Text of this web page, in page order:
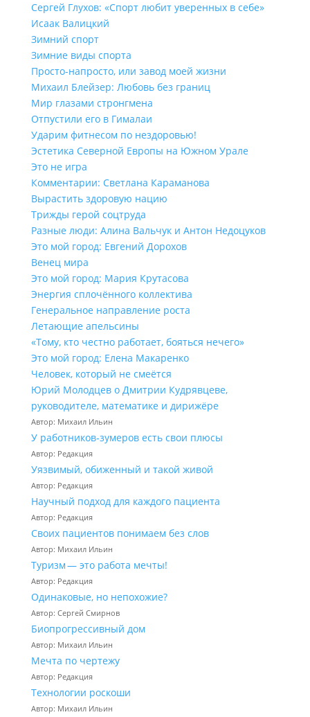
Сергей Глухов: «Спорт любит уверенных в себе»
Исаак Валицкий
Зимний спорт
Зимние виды спорта
Просто-напросто, или завод моей жизни
Михаил Блейзер: Любовь без границ
Мир глазами стронгмена
Отпустили его в Гималаи
Ударим фитнесом по нездоровью!
Эстетика Северной Европы на Южном Урале
Это не игра
Комментарии: Светлана Караманова
Вырастить здоровую нацию
Трижды герой соцтруда
Разные люди: Алина Вальчук и Антон Недоцуков
Это мой город: Евгений Дорохов
Венец мира
Это мой город: Мария Крутасова
Энергия сплочённого коллектива
Генеральное направление роста
Летающие апельсины
«Тому, кто честно работает, бояться нечего»
Это мой город: Елена Макаренко
Человек, который не смеётся
Юрий Молодцев о Дмитрии Кудрявцеве,
руководителе, математике и дирижёре
Автор: Михаил Ильин
У работников‑зумеров есть свои плюсы
Автор: Редакция
Уязвимый, обиженный и такой живой
Автор: Редакция
Научный подход для каждого пациента
Автор: Редакция
Своих пациентов понимаем без слов
Автор: Михаил Ильин
Туризм — это работа мечты!
Автор: Редакция
Одинаковые, но непохожие?
Автор: Сергей Смирнов
Биопрогрессивный дом
Автор: Михаил Ильин
Мечта по чертежу
Автор: Редакция
Технологии роскоши
Автор: Михаил Ильин